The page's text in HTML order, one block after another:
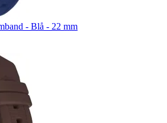
- Blå - 22 mm